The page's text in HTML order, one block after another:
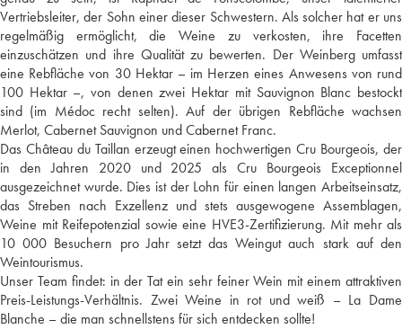
Vertriebsleiter, der Sohn einer dieser Schwestern. Als solcher hat er uns
regelmäßig ermöglicht, die Weine zu verkosten, ihre Facetten
einzuschätzen und ihre Qualität zu bewerten. Der Weinberg umfasst
eine Rebfläche von 30 Hektar – im Herzen eines Anwesens von rund
100 Hektar –, von denen zwei Hektar mit Sauvignon Blanc bestockt
sind (im Médoc recht selten). Auf der übrigen Rebfläche wachsen
Merlot, Cabernet Sauvignon und Cabernet Franc.
Das Château du Taillan erzeugt einen hochwertigen Cru Bourgeois, der
in den Jahren 2020 und 2025 als Cru Bourgeois Exceptionnel
ausgezeichnet wurde. Dies ist der Lohn für einen langen Arbeitseinsatz,
das Streben nach Exzellenz und stets ausgewogene Assemblagen,
Weine mit Reifepotenzial sowie eine HVE3-Zertifizierung. Mit mehr als
10 000 Besuchern pro Jahr setzt das Weingut auch stark auf den
Weintourismus.
Unser Team findet: in der Tat ein sehr feiner Wein mit einem attraktiven
Preis-Leistungs-Verhältnis. Zwei Weine in rot und weiß – La Dame
Blanche – die man schnellstens für sich entdecken sollte!